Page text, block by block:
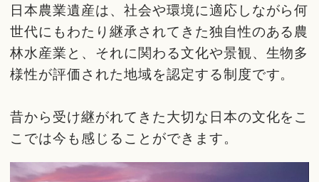
日本農業遺産は、社会や環境に適応しながら何
世代にもわたり継承されてきた独自性のある農
林水産業と、それに関わる文化や景観、生物多
様性が評価された地域を認定する制度です。
昔から受け継がれてきた大切な日本の文化をこ
こでは今も感じることができます。